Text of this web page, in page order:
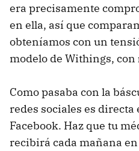
era precisamente
en ella, así que
obteníamos con un
modelo de Withings, con
Como pasaba con la
redes sociales es directa
Facebook. Haz que tu
recibirá cada mañana